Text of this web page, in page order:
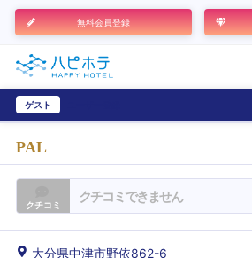
無料会員登録
ゲスト
PAL
クチコミ クチコミできません
大分県中津市野依862-6